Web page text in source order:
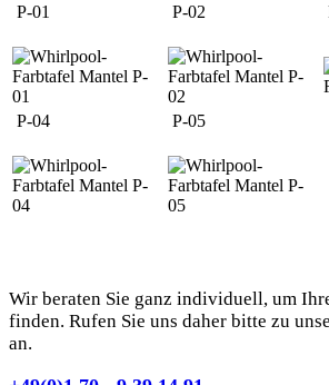
P-01 P-02
P-04 P-05
Wir beraten Sie ganz individuell, um
finden. Rufen Sie uns daher bitte zu
an.